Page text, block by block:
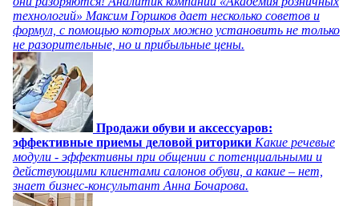
технологий» Максим Горшков дает несколько советов и
формул, с помощью которых можно установить не только
не разорительные, но и прибыльные цены.
Продажи обуви и аксессуаров:
эффективные приемы деловой риторики Какие речевые
модули - эффективны при общении с потенциальными и
действующими клиентами салонов обуви, а какие – нет,
знает бизнес-консультант Анна Бочарова.